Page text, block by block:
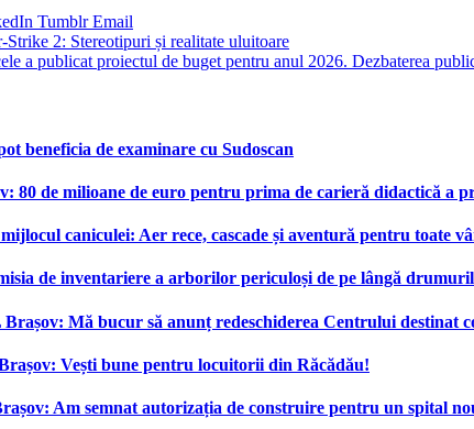
Tumblr Email
2: Stereotipuri și realitate uluitoare
a publicat proiectul de buget pentru anul 2026. Dezbaterea
beneficia de examinare cu Sudoscan
80 de milioane de euro pentru prima de carieră didactică a
caniculei: Aer rece, cascade și aventură pentru toate
de inventariere a arborilor periculoși de pe lângă
Mă bucur să anunț redeschiderea Centrului destinat
Vești bune pentru locuitorii din Răcădău!
Am semnat autorizația de construire pentru un spital